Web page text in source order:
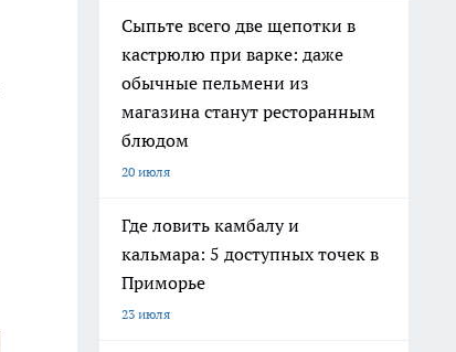
Сыпьте всего две щепотки в
кастрюлю при варке: даже
обычные пельмени из
магазина станут ресторанным
блюдом
20 июля
Где ловить камбалу и
кальмара: 5 доступных точек в
Приморье
23 июля